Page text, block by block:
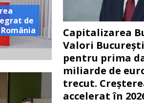
de
Capitalizarea
Valori
pentru prima
miliarde de
trecut.
accelerat în